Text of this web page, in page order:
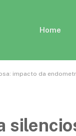
Home
impacto da